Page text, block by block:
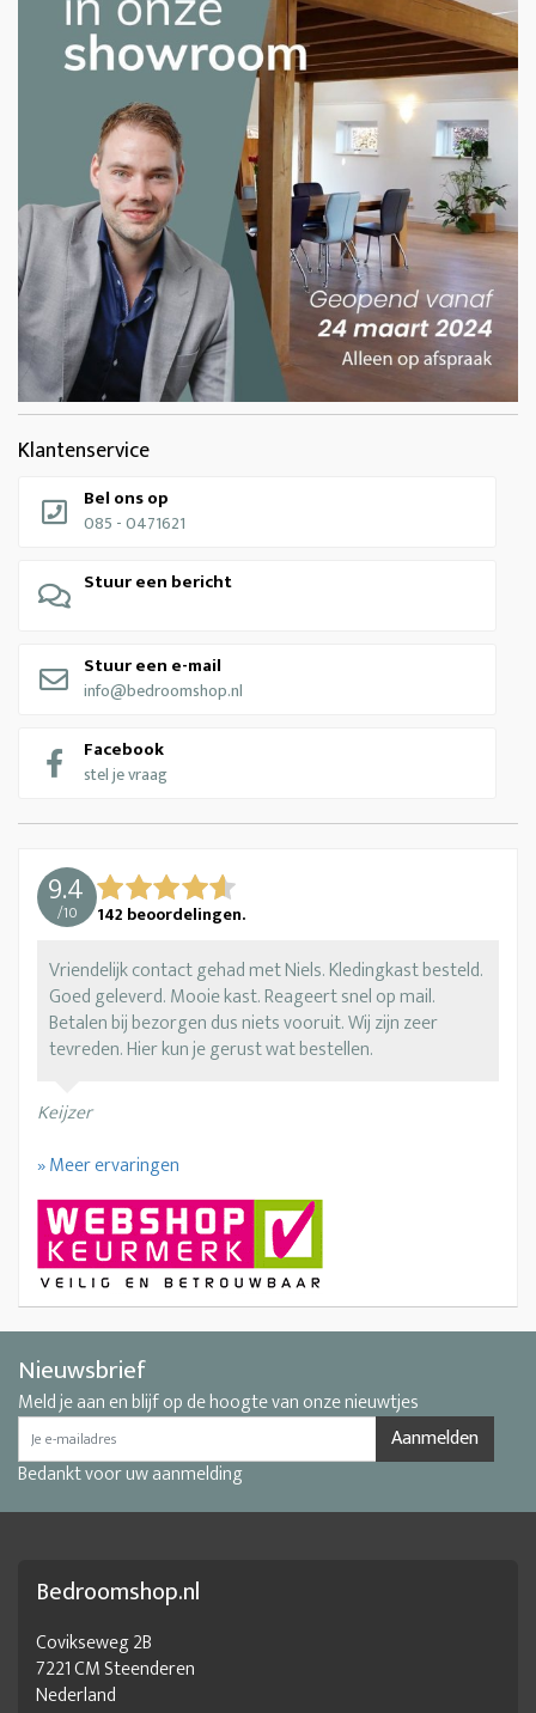
Klantenservice
Bel ons op
085 - 0471621
Stuur een bericht
Stuur een e-mail
info@bedroomshop.nl
Facebook
stel je vraag
9.4
/10 142 beoordelingen.
Vriendelijk contact gehad met Niels. Kledingkast besteld.
Goed geleverd. Mooie kast. Reageert snel op mail.
Betalen bij bezorgen dus niets vooruit. Wij zijn zeer
tevreden. Hier kun je gerust wat bestellen.
Keijzer
» Meer ervaringen
Nieuwsbrief
Meld je aan en blijf op de hoogte van onze nieuwtjes
Aanmelden
Bedankt voor uw aanmelding
Bedroomshop.nl
Covikseweg 2B
7221 CM Steenderen
Nederland